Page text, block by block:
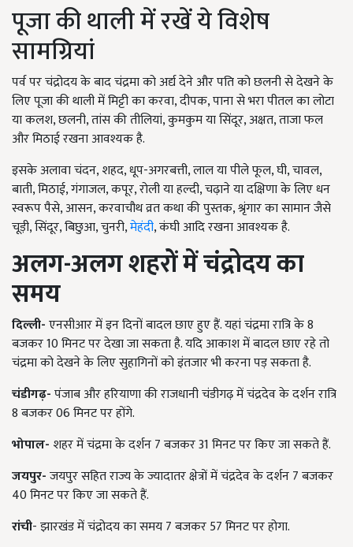
पूजा की थाली में रखें ये विशेष
सामग्रियां
पर्व पर चंद्रोदय के बाद चंद्रमा को अर्द्य देने और पति को छलनी से देखने के
लिए पूजा की थाली में मिट्टी का करवा, दीपक, पाना से भरा पीतल का लोटा
या कलश, छलनी, तांस की तीलियां, कुमकुम या सिंदूर, अक्षत, ताजा फल
और मिठाई रखना आवश्यक है.
इसके अलावा चंदन, शहद, धूप-अगरबत्ती, लाल या पीले फूल, घी, चावल,
बाती, मिठाई, गंगाजल, कपूर, रोली या हल्दी, चढ़ाने या दक्षिणा के लिए धन
स्वरूप पैसे, आसन, करवाचौथ व्रत कथा की पुस्तक, श्रृंगार का सामान जैसे
चूड़ी, सिंदूर, बिछुआ, चुनरी,मेहंदी, कंघी आदि रखना आवश्यक है.
अलग-अलग शहरों में चंद्रोदय का
समय
दिल्ली-एनसीआर में इन दिनों बादल छाए हुए हैं. यहां चंद्रमा रात्रि के 8
बजकर 10 मिनट पर देखा जा सकता है. यदि आकाश में बादल छाए रहे तो
चंद्रमा को देखने के लिए सुहागिनों को इंतजार भी करना पड़ सकता है.
चंडीगढ़-पंजाब और हरियाणा की राजधानी चंडीगढ़ में चंद्रदेव के दर्शन रात्रि
8 बजकर 06 मिनट पर होंगे.
भोपाल- शहर में चंद्रमा के दर्शन 7 बजकर 31 मिनट पर किए जा सकते हैं.
जयपुर-जयपुर सहित राज्य के ज्यादातर क्षेत्रों में चंद्रदेव के दर्शन 7 बजकर
40 मिनट पर किए जा सकते हैं.
रांची-झारखंड में चंद्रोदय का समय 7 बजकर 57 मिनट पर होगा.